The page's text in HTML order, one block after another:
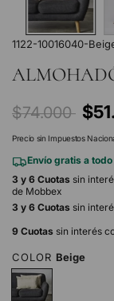
1122-10016040-
Precio
regular
$74.000
Precio sin Impuestos
Envío gratis a
3 y 6 Cuotas sin
de Mobbex
3 y 6 Cuotas sin
9 Cuotas sin interés
COLOR Beige
B
e